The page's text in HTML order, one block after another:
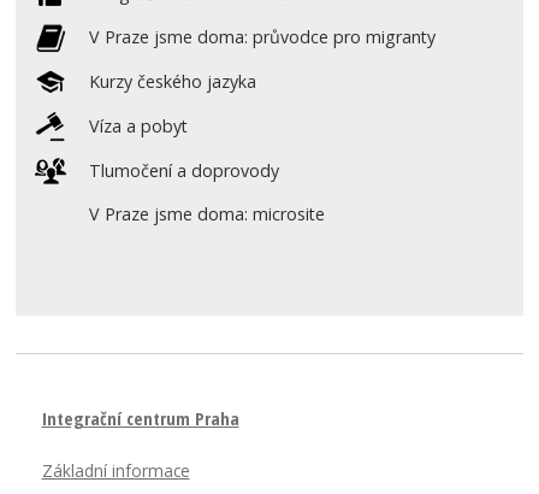
V Praze jsme doma: průvodce pro migranty
Kurzy českého jazyka
Víza a pobyt
Tlumočení a doprovody
V Praze jsme doma: microsite
Integrační centrum Praha
Základní informace